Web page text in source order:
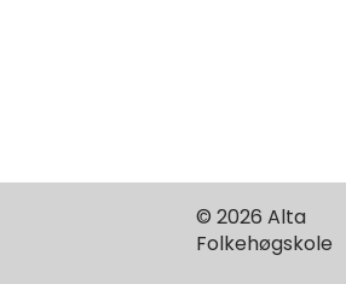
© 2026 Alta
Folkehøgskole